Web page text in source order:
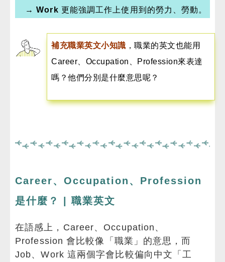
→Work 更能強調工作上使用到的勞力、勞動。
補充職業英文小知識 ，職業的英文也能用
Career、Occupation、Profession來表達
嗎？他們分別是什麼意思呢？
Career、Occupation、Profession
是什麼？ | 職業英文
在語感上， Career、Occupation、
Profession 會比較像「職業」的意思，而
Job、Work 這兩個字會比較偏向中文「工